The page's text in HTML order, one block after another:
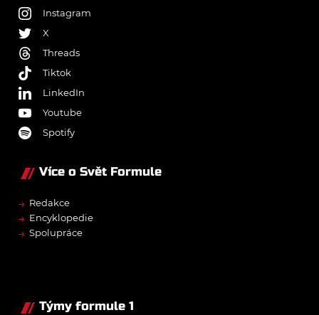
Instagram
X
Threads
Tiktok
LinkedIn
Youtube
Spotify
Více o Svět Formule
→ Redakce
→ Encyklopedie
→ Spolupráce
Týmy formule 1